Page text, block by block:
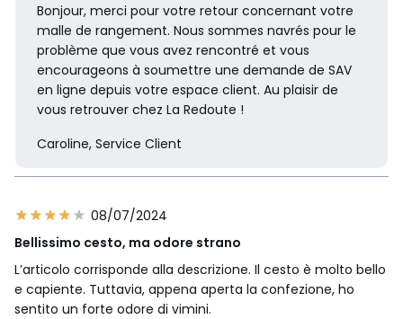
Bonjour, merci pour votre retour concernant votre
malle de rangement. Nous sommes navrés pour le
problème que vous avez rencontré et vous
encourageons à soumettre une demande de SAV
en ligne depuis votre espace client. Au plaisir de
vous retrouver chez La Redoute !
Caroline, Service Client
08/07/2024
Bellissimo cesto, ma odore strano
L’articolo corrisponde alla descrizione. Il cesto è molto bello
e capiente. Tuttavia, appena aperta la confezione, ho
sentito un forte odore di vimini.